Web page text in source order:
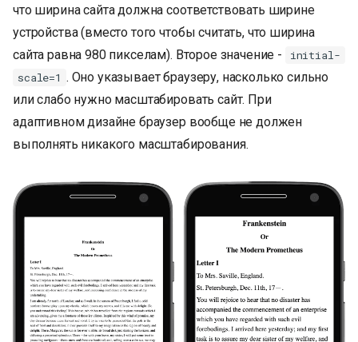
что ширина сайта должна соответствовать ширине
устройства (вместо того чтобы считать, что ширина
сайта равна 980 пикселам). Второе значение -
initial-
scale=1 . Оно указывает браузеру, насколько сильно
или слабо нужно масштабировать сайт. При
адаптивном дизайне браузер вообще не должен
выполнять никакого масштабирования.